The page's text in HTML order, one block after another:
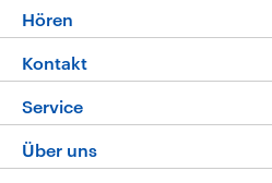
Programm
Die Nachrichten
Nachrichtenleicht
Neue Beiträge auf dlf.de
Hören
Livestream
Podcasts
Deutschlandfunk App
Kontakt
Hörerservice
Service
FAQ
Über uns